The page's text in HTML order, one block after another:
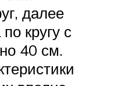
далее
кругу с
40 см.